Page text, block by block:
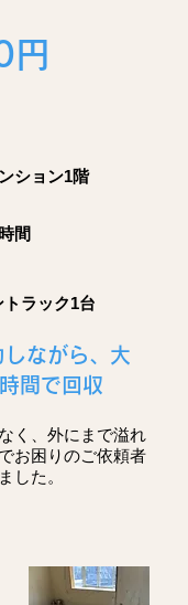
ション1階
間
トラック1台
ながら、​大
間で回収
く、外にまで溢れ
お困りのご依頼者
した。